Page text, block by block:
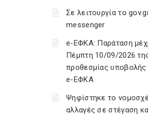
Σε λειτουργία το
messenger
e-ΕΦΚΑ: Παράταση
Πέμπτη 10/09/2026
προθεσμίας
e-ΕΦΚΑ
Ψηφίστηκε το
αλλαγές σε στέγαση